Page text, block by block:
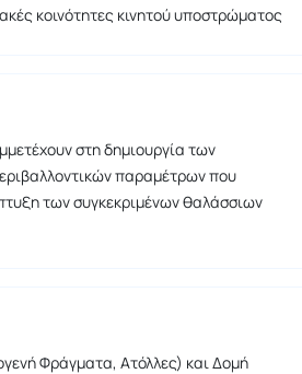
κοινότητες κινητού υποστρώματος
στη δημιουργία των
παραμέτρων που
των συγκεκριμένων θαλάσσιων
Φράγματα, Ατόλλες) και Δομή